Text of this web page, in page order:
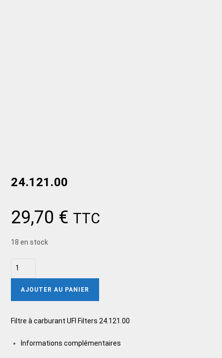
24.121.00
29,70 € TTC
18 en stock
AJOUTER AU PANIER
Filtre à carburant UFI Filters 24.121.00
Informations complémentaires